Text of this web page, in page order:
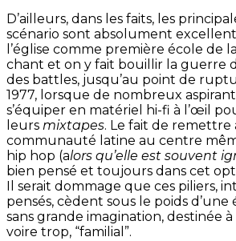
D’ailleurs, dans les faits, les
scénario sont absolument
l’église comme première école de
chant et on y fait bouillir la guerre
des battles, jusqu’au point de
1977, lorsque de nombreux
s’équiper en matériel hi-fi à l’œil
leurs mixtapes. Le fait de remettre
communauté latine au centre
hip hop (alors qu’elle est souvent
bien pensé et toujours dans cet
Il serait dommage que ces piliers,
pensés, cèdent sous le poids
sans grande imagination, destinée
voire trop, “familial”.